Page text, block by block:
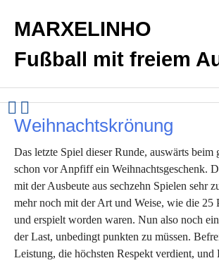
MARXELINHO
Fußball mit freiem
Weihnachtskrönung
Das letzte Spiel dieser Runde, auswärts
schon vor Anpfiff ein Weihnachtsgeschenk.
mit der Ausbeute aus sechzehn Spielen sehr
mehr noch mit der Art und Weise, wie die 25
und erspielt worden waren. Nun also noch
der Last, unbedingt punkten zu müssen.
Leistung, die höchsten Respekt verdient, und